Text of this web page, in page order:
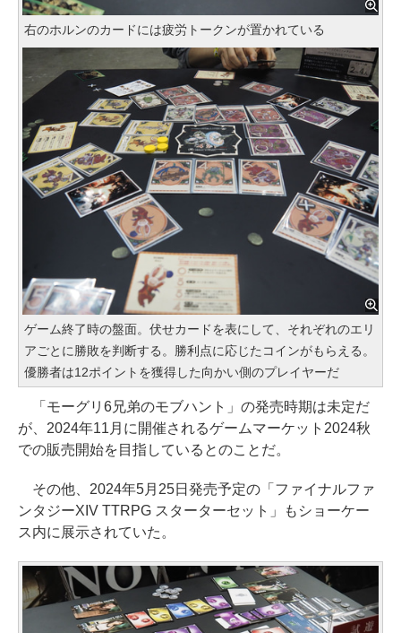
右のホルンのカードには疲労トークンが置かれている
ゲーム終了時の盤面。伏せカードを表にして、それぞれのエリ
アごとに勝敗を判断する。勝利点に応じたコインがもらえる。
優勝者は12ポイントを獲得した向かい側のプレイヤーだ
「モーグリ6兄弟のモブハント」の発売時期は未定だ
が、2024年11月に開催されるゲームマーケット2024秋
での販売開始を目指しているとのことだ。
その他、2024年5月25日発売予定の「ファイナルファ
ンタジーXIV TTRPG スターターセット」もショーケー
ス内に展示されていた。